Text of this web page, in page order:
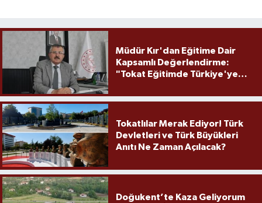
Müdür Kır'dan Eğitime Dair
Kapsamlı Değerlendirme:
"Tokat Eğitimde Türkiye'ye
Tokatlılar Merak Ediyor! Türk
Devletleri ve Türk Büyükleri
Anıtı Ne Zaman Açılacak?
Doğukent’te Kaza Geliyorum